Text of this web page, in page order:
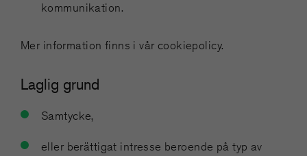
kommunikation.
Mer information finns i vår cookiepolicy.
Laglig grund
Samtycke,
eller berättigat intresse beroende på typ av